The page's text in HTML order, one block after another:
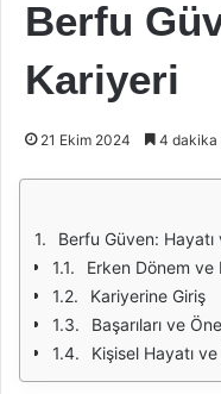
Berfu
Kariyeri
21 Ekim 2024 4 dakika
Berfu Güven:
Erken Dönem ve
Kariyerine Giriş
Başarıları ve
Kişisel Hayatı